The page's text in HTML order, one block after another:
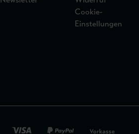
Cookie-
Einstellungen